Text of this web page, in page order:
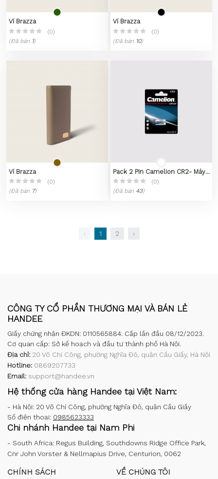
Ví Brazza
(0)
(Đã bán 1)
Ví Brazza
(0)
(Đã bán 10)
Ví Brazza
(0)
(Đã bán 7)
Pack 2 Pin Camelion CR2- Máy
đo khoảng cách, pin máy ảnh
film, Instax Mini Lithium 3V
(0)
(Đã bán 43)
‹ 1 2 ›
CÔNG TY CỔ PHẦN THƯƠNG MẠI VÀ BÁN LẺ
HANDEE
Giấy chứng nhận ĐKDN: 0110565884. Cấp lần đầu 08/12/2023.
Cơ quan cấp: Sở kế hoạch và đầu tư thành phố Hà Nội.
Địa chỉ: 20 Võ Chí Công, phường Nghĩa Đô, quận Cầu Giấy, Hà Nội
Hotline: 0869207733
Email: support@handee.vn
Hệ thống cửa hàng Handee tại Việt Nam:
- Hà Nội: 20 Võ Chí Công, phường Nghĩa Đô, quận Cầu Giấy
Số điện thoại: 0985623333
Chi nhánh Handee tại Nam Phi
- South Africa: Regus Building, Southdowns Ridge Office Park,
Cnr John Vorster & Nellmapius Drive, Centurion, 0062
CHÍNH SÁCH VỀ CHÚNG TÔI